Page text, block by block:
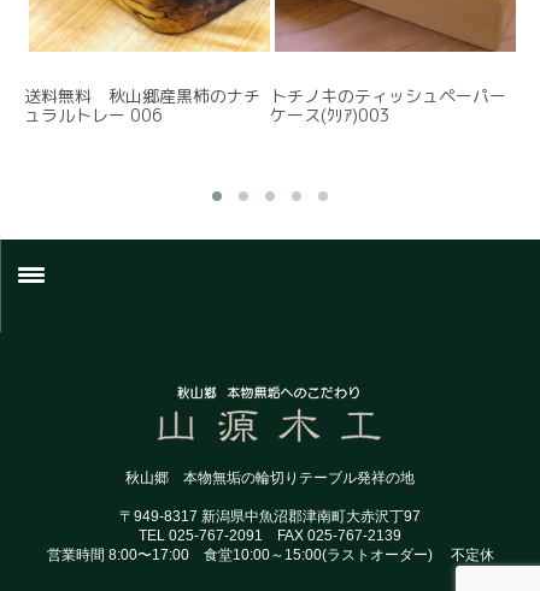
送料無料 秋山郷産黒柿のナチ
ュラルトレー 006
トチノキのティッシュペーパー
ケース(ｸﾘｱ)003
お問い合わせ
秋山郷 本物無垢の輪切りテーブル発祥の地
〒949-8317 新潟県中魚沼郡津南町大赤沢丁97
TEL 025-767-2091 FAX 025-767-2139
営業時間 8:00〜17:00 食堂10:00～15:00(ラストオーダー) 不定休